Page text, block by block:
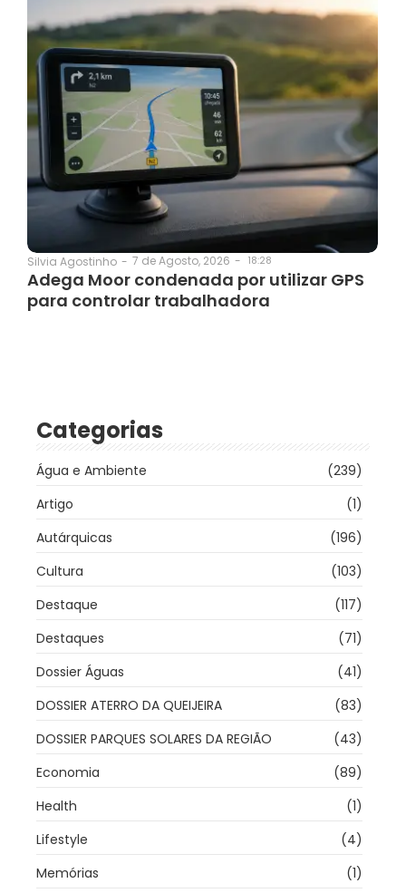
Silvia Agostinho - 7 de Agosto, 2026 - 18:28
Adega Moor condenada por utilizar GPS
para controlar trabalhadora
Categorias
Água e Ambiente
(239)
Artigo
(1)
Autárquicas
(196)
Cultura
(103)
Destaque
(117)
Destaques
(71)
Dossier Águas
(41)
DOSSIER ATERRO DA QUEIJEIRA
(83)
DOSSIER PARQUES SOLARES DA REGIÃO
(43)
Economia
(89)
Health
(1)
Lifestyle
(4)
Memórias
(1)